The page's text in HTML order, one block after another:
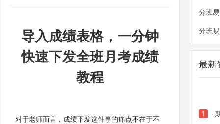
导入成绩表格，一分钟
快速下发全班月考成绩
教程
对于老师而言，成绩下发这件事的痛点不在于不
例
分班
分班
讯
最新
1